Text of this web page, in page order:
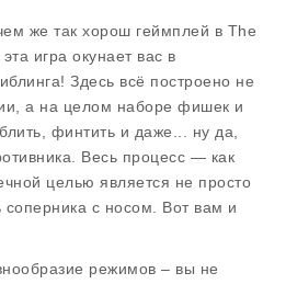
же так хорош геймплей в The
игра окунает вас в
Здесь всё построено не
а на целом наборе фишек и
финтить и даже... ну да,
Весь процесс — как
целью является не просто
соперника с носом. Вот вам и
режимов – вы не